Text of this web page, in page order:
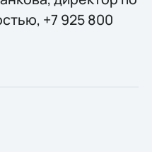
+7 925 800